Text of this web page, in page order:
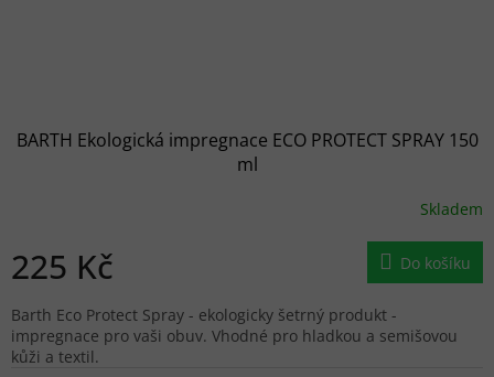
BARTH Ekologická impregnace ECO PROTECT SPRAY 150
ml
Skladem
225 Kč Do košíku
Barth Eco Protect Spray - ekologicky šetrný produkt -
impregnace pro vaši obuv. Vhodné pro hladkou a semišovou
kůži a textil.